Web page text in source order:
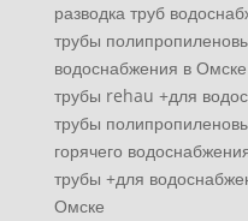
разводка труб
трубы
водоснабжения в Омске
трубы rehau +для
трубы
горячего
трубы +для
Омске